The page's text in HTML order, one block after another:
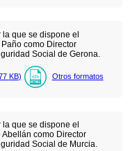
que se dispone el
como Director
Social de Gerona.
KB) Otros formatos
que se dispone el
como Director
Social de Murcia.